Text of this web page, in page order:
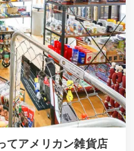
てアメリカン雑貨店